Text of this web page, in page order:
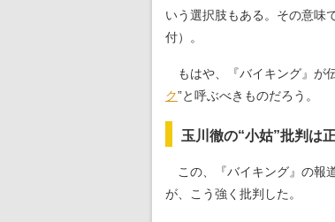
いう選択肢もある。その意味
付）。
もはや、『バイキング』が
ク”と呼ぶべきものだろう。
玉川徹の“小姑”批判は
この、『バイキング』の報
が、こう強く批判した。